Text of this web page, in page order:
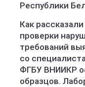
Республики
Как
проверки
требований
со
ФГБУ ВНИИКР
образцов.